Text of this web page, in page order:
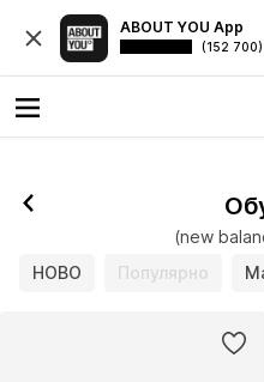
ABOUT YOU App
(152 700)
(new
НОВО
Популярно